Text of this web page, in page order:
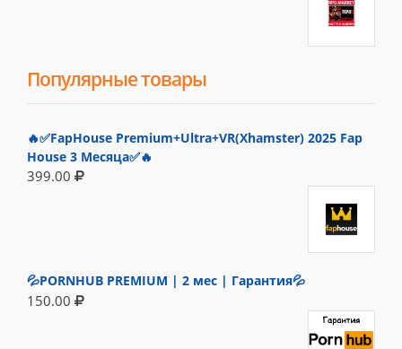
Популярные товары
🔥✅FapHouse Premium+Ultra+VR(Xhamster) 2025 Fap
House 3 Месяца✅🔥
399.00
💦PORNHUB PREMIUM | 2 мес | Гарантия💦
150.00